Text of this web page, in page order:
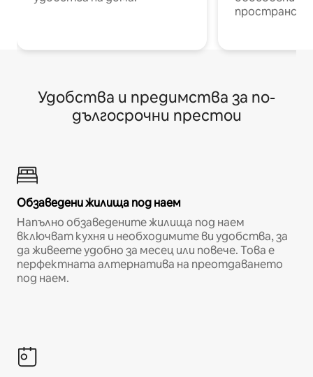
Удобства и предимства за по-
дългосрочни престои
Обзаведени жилища под наем
Напълно обзаведените жилища под наем
включват кухня и необходимите ви удобства, за
да живеете удобно за месец или повече. Това е
перфектната алтернатива на преотдаването
под наем.